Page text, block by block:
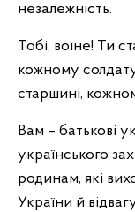
незалежність.
Тобі, воїне! Ти
кожному
старшині,
Вам – батькові
українського
родинам, які
України й